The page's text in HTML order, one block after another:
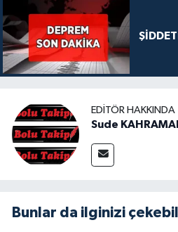
EDITÖR HAKKINDA
Sude
Bunlar da ilginizi